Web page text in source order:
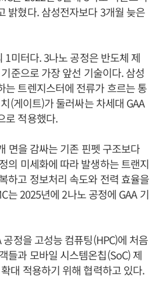
밝혔다. 삼성전자보다 3개월 늦은
1미터다. 3나노 공정은 반도체 제
준으로 가장 앞선 기술이다. 삼성
는 트렌지스터에 전류가 흐르는 통
(게이트)가 둘러싸는 차세대 GAA
로 적용했다.
면을 감싸는 기존 핀펫 구조보다
의 미세화에 따라 발생하는 트랜지
하고 정보처리 속도와 전력 효율을
는 2025년에 2나노 공정에 GAA 기
정을 고성능 컴퓨팅(HPC)에 처음
들과 모바일 시스템온칩(SoC) 제
대 적용하기 위해 협력하고 있다.